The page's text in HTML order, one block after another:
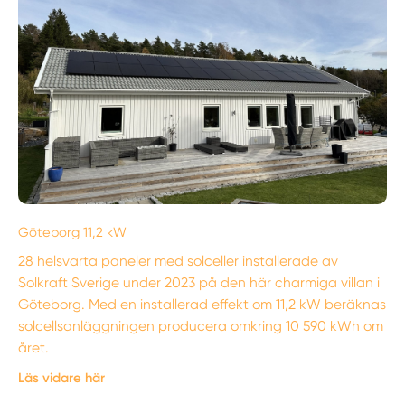
Göteborg 11,2 kW
28 helsvarta paneler med solceller installerade av
Solkraft Sverige under 2023 på den här charmiga villan i
Göteborg. Med en installerad effekt om 11,2 kW beräknas
solcellsanläggningen producera omkring 10 590 kWh om
året.
Läs vidare här